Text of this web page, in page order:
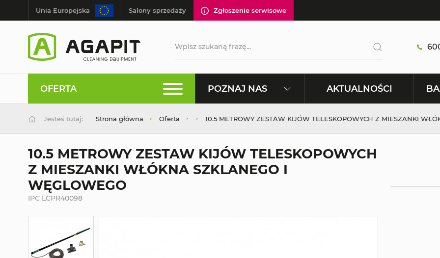
Unia Europejska Salony sprzedaży Zgłoszenie serwisowe
OFERTA POZNAJ NAS AKTUALNOŚCI
Jesteś tutaj: Strona główna Oferta 10.5 METROWY ZESTAW KIJÓW TELESKOPOWYCH Z MIESZANKI
10.5 METROWY ZESTAW KIJÓW TELESKOPOWYCH
Z MIESZANKI WŁÓKNA SZKLANEGO I
WĘGLOWEGO
IPC LCPR40098